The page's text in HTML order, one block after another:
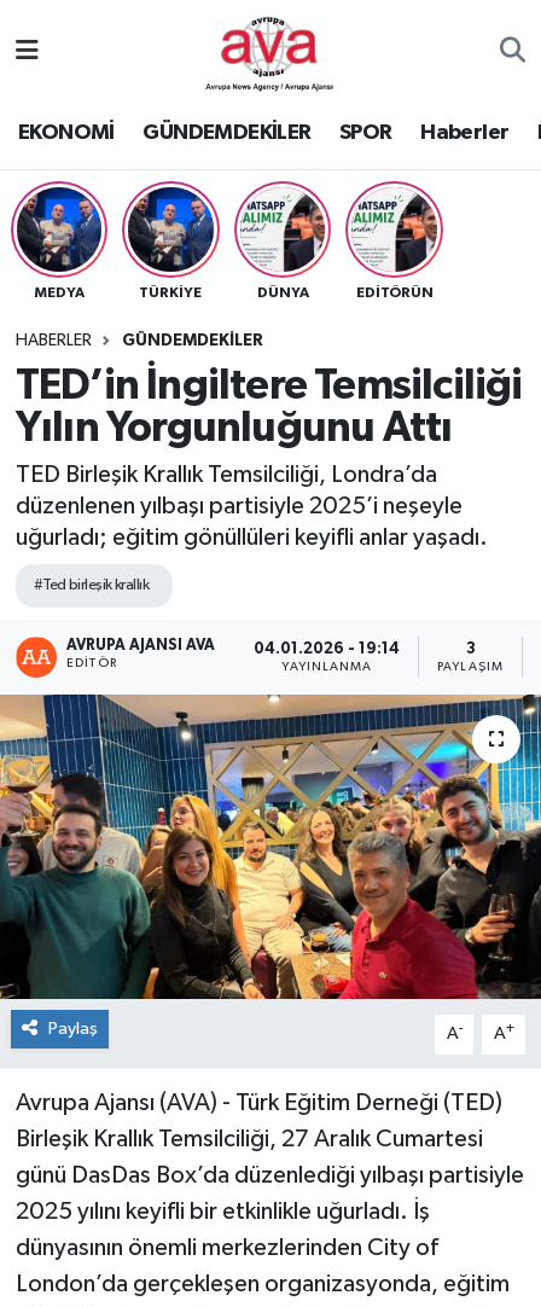
EKONOMİ GÜNDEMDEKİLER SPOR Haberler
MEDYA TÜRKİYE DÜNYA EDİTÖRÜN
HABERLER GÜNDEMDEKİLER
TED’in İngiltere Temsilciliği
Yılın Yorgunluğunu Attı
TED Birleşik Krallık Temsilciliği, Londra’da
düzenlenen yılbaşı partisiyle 2025’i neşeyle
uğurladı; eğitim gönüllüleri keyifli anlar yaşadı.
#Ted birleşik krallık
AVRUPA AJANSI AVA
EDITÖR
04.01.2026 - 19:14
YAYINLANMA
3
PAYLAŞIM
Paylaş A- A+
Avrupa Ajansı (AVA) - Türk Eğitim Derneği (TED)
Birleşik Krallık Temsilciliği, 27 Aralık Cumartesi
günü DasDas Box’da düzenlediği yılbaşı partisiyle
2025 yılını keyifli bir etkinlikle uğurladı. İş
dünyasının önemli merkezlerinden City of
London’da gerçekleşen organizasyonda, eğitim
Nöbetçi Eczaneler
Namaz Vakitleri
Trafik Durumu
Süper Lig Puan Durumu ve Fikstür
Tüm Manşetler
Son Dakika Haberleri
Haber Arşivi